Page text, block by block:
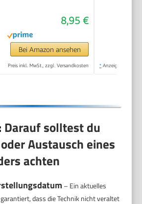
3M Klebepads für
sicheren Halt, mit
LED-
Funktionsanzeige,
8,95 €
Bei Amazon ansehen
Preis inkl. MwSt., zzgl. Versandkosten * Anzeige
Darauf solltest du
Austausch eines
achten
– Ein aktuelles
dass die Technik nicht veraltet